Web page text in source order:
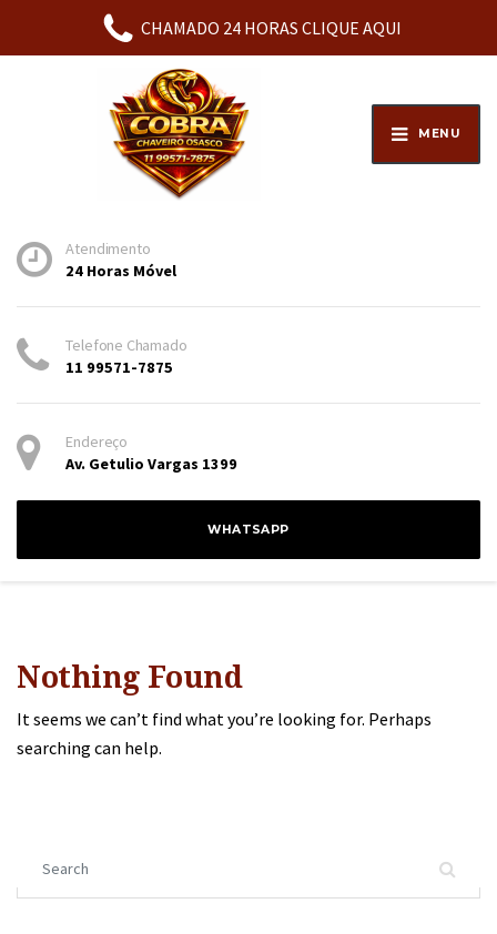
MENU
Atendimento
24 Horas Móvel
Telefone Chamado
11 99571-7875
Endereço
Av. Getulio Vargas 1399
WHATSAPP
Nothing Found
It seems we can’t find what you’re looking for. Perhaps
searching can help.
CHAMADO 24 HORAS CLIQUE AQUI